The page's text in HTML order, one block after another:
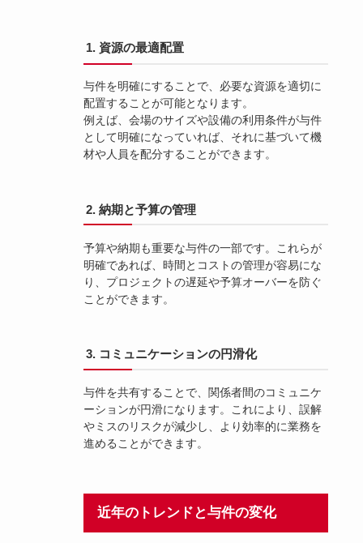
1. 資源の最適配置
与件を明確にすることで、必要な資源を適切に
配置することが可能となります。
例えば、会場のサイズや設備の利用条件が与件
として明確になっていれば、それに基づいて機
材や人員を配分することができます。
2. 納期と予算の管理
予算や納期も重要な与件の一部です。これらが
明確であれば、時間とコストの管理が容易にな
り、プロジェクトの遅延や予算オーバーを防ぐ
ことができます。
3. コミュニケーションの円滑化
与件を共有することで、関係者間のコミュニケ
ーションが円滑になります。これにより、誤解
やミスのリスクが減少し、より効率的に業務を
進めることができます。
近年のトレンドと与件の変化